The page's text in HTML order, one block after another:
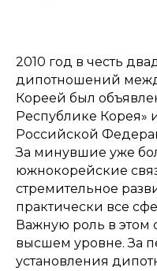
2010 год в честь
дипотношений
Кореей был
Республике Корея»
Российской
За минувшие уже
южнокорейские
стремительное
практически все
Важную роль в этом
высшем уровне. За
установления